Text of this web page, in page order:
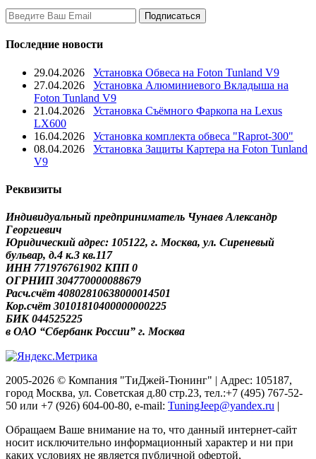
Последние новости
29.04.2026
Установка Обвеса на Foton Tunland V9
27.04.2026
Установка Алюминиевого Вкладыша на
Foton Tunland V9
21.04.2026
Установка Съёмного Фаркопа на Lexus
LX600
16.04.2026
Установка комплекта обвеса "Raprot-300"
08.04.2026
Установка Защиты Картера на Foton Tunland
V9
Реквизиты
Индивидуальный предприниматель Чунаев Александр
Георгиевич
Юридический адрес: 105122, г. Москва, ул. Сиреневый
бульвар, д.4 к.3 кв.117
ИНН 771976761902 КПП 0
ОГРНИП 304770000088679
Расч.счёт 40802810638000014501
Кор.счёт 30101810400000000225
БИК 044525225
в ОАО “Сбербанк России” г. Москва
2005-2026 © Компания "ТиДжей-Тюнинг" | Адрес: 105187,
город Москва, ул. Советская д.80 стр.23, тел.:+7 (495) 767-52-
50 или +7 (926) 604-00-80, e-mail: TuningJeep@yandex.ru |
Обращаем Ваше внимание на то, что данный интернет-сайт
носит исключительно информационный характер и ни при
каких условиях не является публичной офертой,